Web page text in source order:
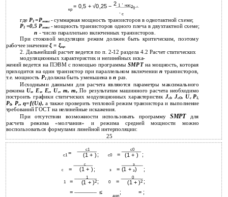
кр = 0,5 + √0,25 − 21 ∙ нас21∙
∙с
где P1=Рмакс - суммарная мощность транзисторов в однотактной схеме;
P1 =0,5 Рмакс - мощность транзисторов одного плеча в двухтактной схеме;
n - число параллельно включенных транзисторов.
При стоковой модуляции режим должен быть критическим, поэтому
рабочее значениеξ = ξкр.
2. Дальнейший расчет ведется по п. 2-12 раздела 4.2 Расчет статических
модуляционных характеристик и нелинейных иска-
жений ведется на ПЭВМ с помощью программы SMPT на мощность, которая
приходится на один транзистор при параллельном включенииnтранзисторов,
т.е. мощность P1должна быть уменьшена вn раз.
Исходными данными для расчета являются параметры максимального
режима Uз, Ез, Ес, Uc, m, mз.По результатам машинного расчета необходимо
построить графики статических модуляционных характеристик Jcl, JcO, Uc P1,
Р0, Pc, η=ƒ(Uз),а также проверить тепловой режим транзистора и выполнение
требований ГОСТ на нелинейные искажения.
При отсутствии возможности использовать программуSMPT для
расчета режима «молчания» и режима средней мощности можно
воспользоваться формулами линейной интерполяции:
25
с1=
с1
; с0 =
с0
;
(1 + ) (1 + )
с =
с
; з =
з
;
(1 + ) (1 +з)
1 =
1
; 0 =
0
;
(1 + )2 (1 + )2
= ≤ ; = ;
доп